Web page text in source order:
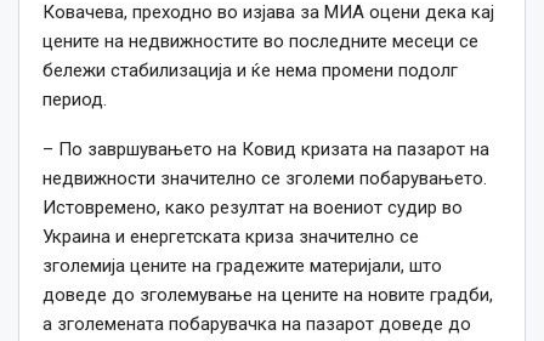
Ковачева, преходно во изјава за МИА оцени дека кај
цените на недвижностите во последните месеци се
бележи стабилизација и ќе нема промени подолг
период.
– По завршувањето на Ковид кризата на пазарот на
недвижности значително се зголеми побарувањето.
Истовремено, како резултат на воениот судир во
Украина и енергетската криза значително се
зголемија цените на градежите материјали, што
доведе до зголемување на цените на новите градби,
а зголемената побарувачка на пазарот доведе до